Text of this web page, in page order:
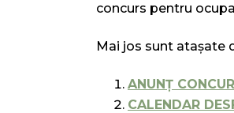
concurs pentru
Mai jos sunt ataşate
ANUNŢ
CALENDAR